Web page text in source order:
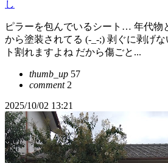
し
ピラーを包んでいるシート… 年代物
から塗装されてる (-_-;) 剥ぐに剥げ
ト割れますよね だから傷ごと...
thumb_up 57
comment2
2025/10/02 13:21